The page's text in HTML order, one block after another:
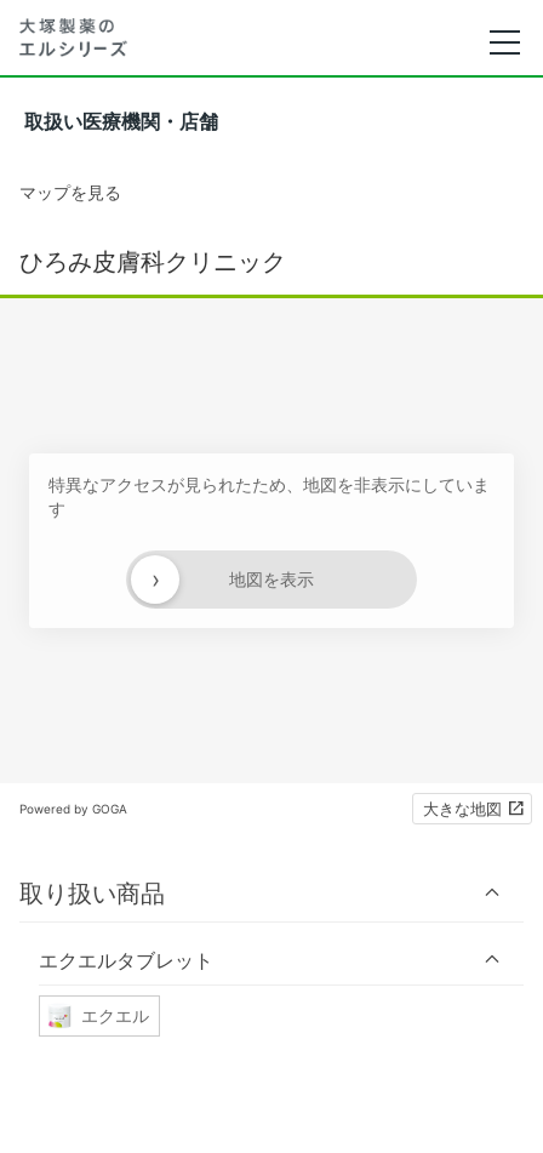
取扱い医療機関・店舗
マップを見る
ひろみ皮膚科クリニック
特異なアクセスが見られたため、地図を非表示にしていま
す
地図を表示
›
Powered by GOGA 大きな地図
取り扱い商品
エクエルタブレット
エクエル